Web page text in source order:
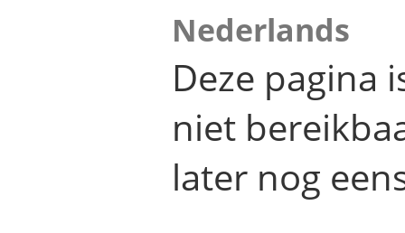
Nederlands
Deze pagina
niet
later nog